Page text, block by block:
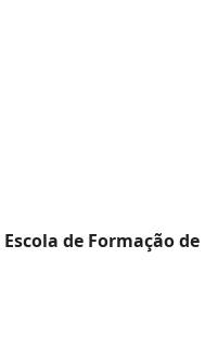
de Formação de